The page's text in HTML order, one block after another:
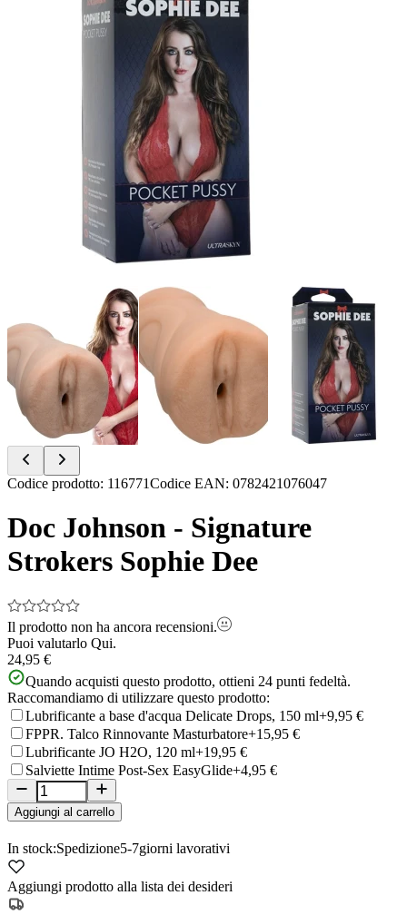
Item
of
Codice prodotto: 116771Codice EAN: 0782421076047
Doc Johnson - Signature
Strokers Sophie Dee
Il prodotto non ha ancora recensioni.
Puoi valutarlo Qui.
24,95 €
Quando acquisti questo prodotto, ottieni 24 punti fedeltà.
Raccomandiamo di utilizzare questo prodotto:
Lubrificante a base d'acqua Delicate Drops, 150 ml+9,95 €
FPPR. Talco Rinnovante Masturbatore+15,95 €
Lubrificante JO H2O, 120 ml+19,95 €
Salviette Intime Post-Sex EasyGlide+4,95 €
Aggiungi al carrello
In stock:Spedizione5-7giorni lavorativi
Aggiungi prodotto alla lista dei desideri